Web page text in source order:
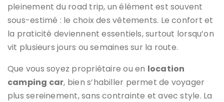
pleinement du road trip, un élément est souvent
sous-estimé : le choix des vêtements. Le confort et
la praticité deviennent essentiels, surtout lorsqu’on
vit plusieurs jours ou semaines sur la route.
Que vous soyez propriétaire ou en location
camping car, bien s’habiller permet de voyager
plus sereinement, sans contrainte et avec style. La